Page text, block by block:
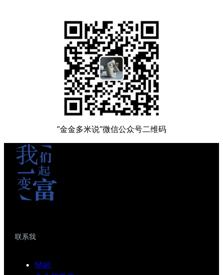
“金金多米说”微信公众号二维码
联系我
Mail